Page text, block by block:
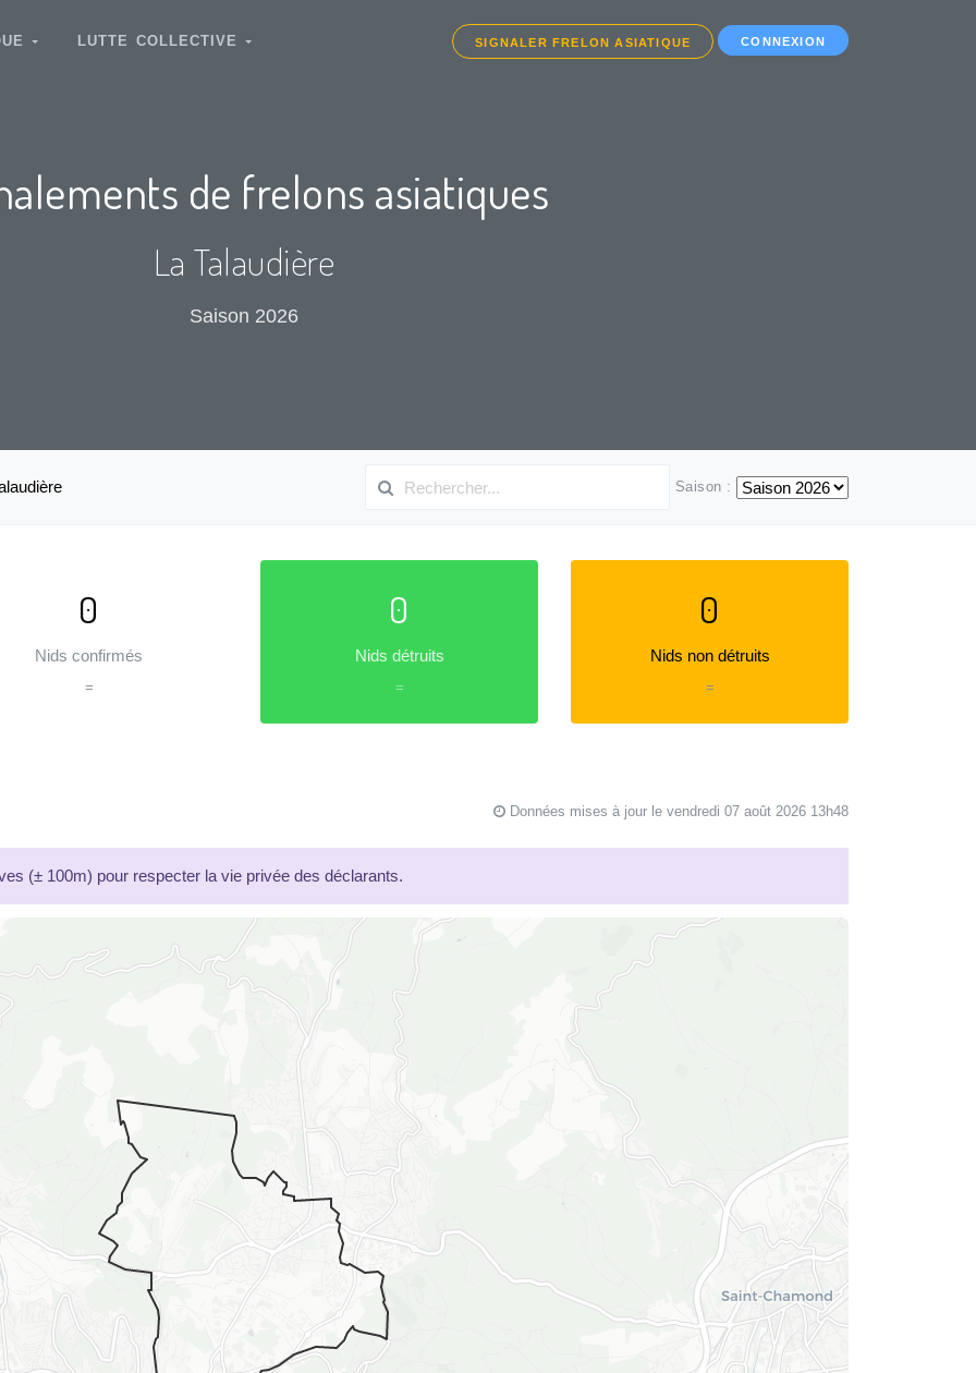
LUTTE COLLECTIVE SIGNALER FRELON ASIATIQUE CONNEXION
de frelons asiatiques
La Talaudière
Saison 2026
Saison :
0
Nids confirmés
=
0
Nids détruits
=
0
Nids non détruits
=
Données mises à jour le vendredi 07 août 2026 13h48
(± 100m) pour respecter la vie privée des déclarants.